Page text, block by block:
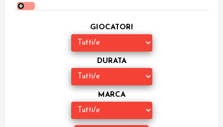
Editoria
Giochi di Carte Collezionabili
GIOCATORI
DURATA
MARCA